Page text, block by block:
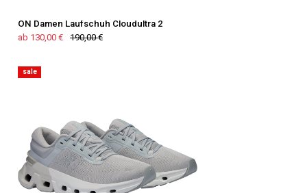
ON Damen Laufschuh Cloudultra 2
ab 130,00 €
190,00 €
sale